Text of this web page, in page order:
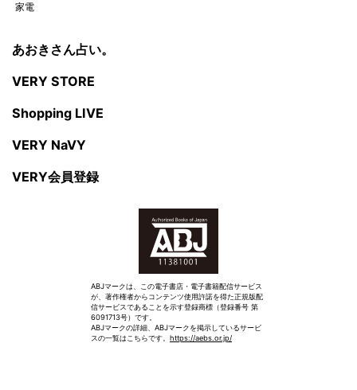
家電
あおきさん占い。
VERY STORE
Shopping LIVE
VERY NaVY
VERY会員登録
ABJマークは、この電子書店・電子書籍配信サービス
が、著作権者からコンテンツ使用許諾を得た正規版配
信サービスであることを示す登録商標（登録番号 第
6091713号）です。
ABJマークの詳細、ABJマークを掲示しているサービ
スの一覧はこちらです。 https://aebs.or.jp/